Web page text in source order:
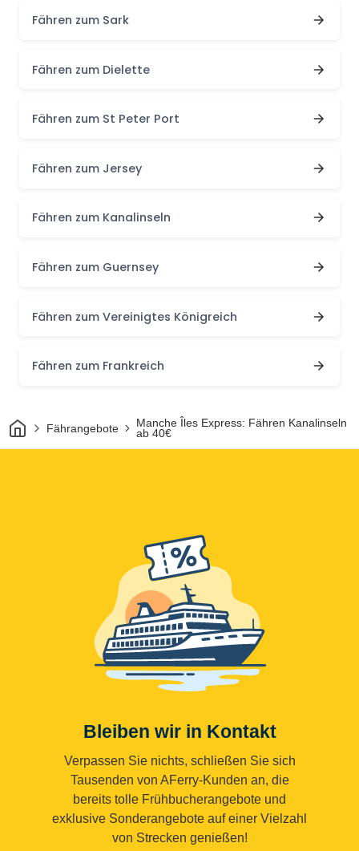
Fähren zum Sark
Fähren zum Dielette
Fähren zum St Peter Port
Fähren zum Jersey
Fähren zum Kanalinseln
Fähren zum Guernsey
Fähren zum Vereinigtes Königreich
Fähren zum Frankreich
HeimFährangebote
Manche Îles Express: Fähren Kanalinseln
ab 40€
Bleiben wir in Kontakt
Verpassen Sie nichts, schließen Sie sich
Tausenden von AFerry-Kunden an, die
bereits tolle Frühbucherangebote und
exklusive Sonderangebote auf einer Vielzahl
von Strecken genießen!